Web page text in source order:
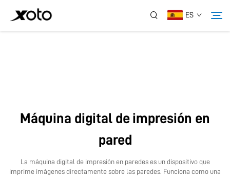
ES
Servicio
Máquina digital de impresión en
pared
La máquina digital de impresión en paredes es un dispositivo que
imprime imágenes directamente sobre las paredes. Funciona como una